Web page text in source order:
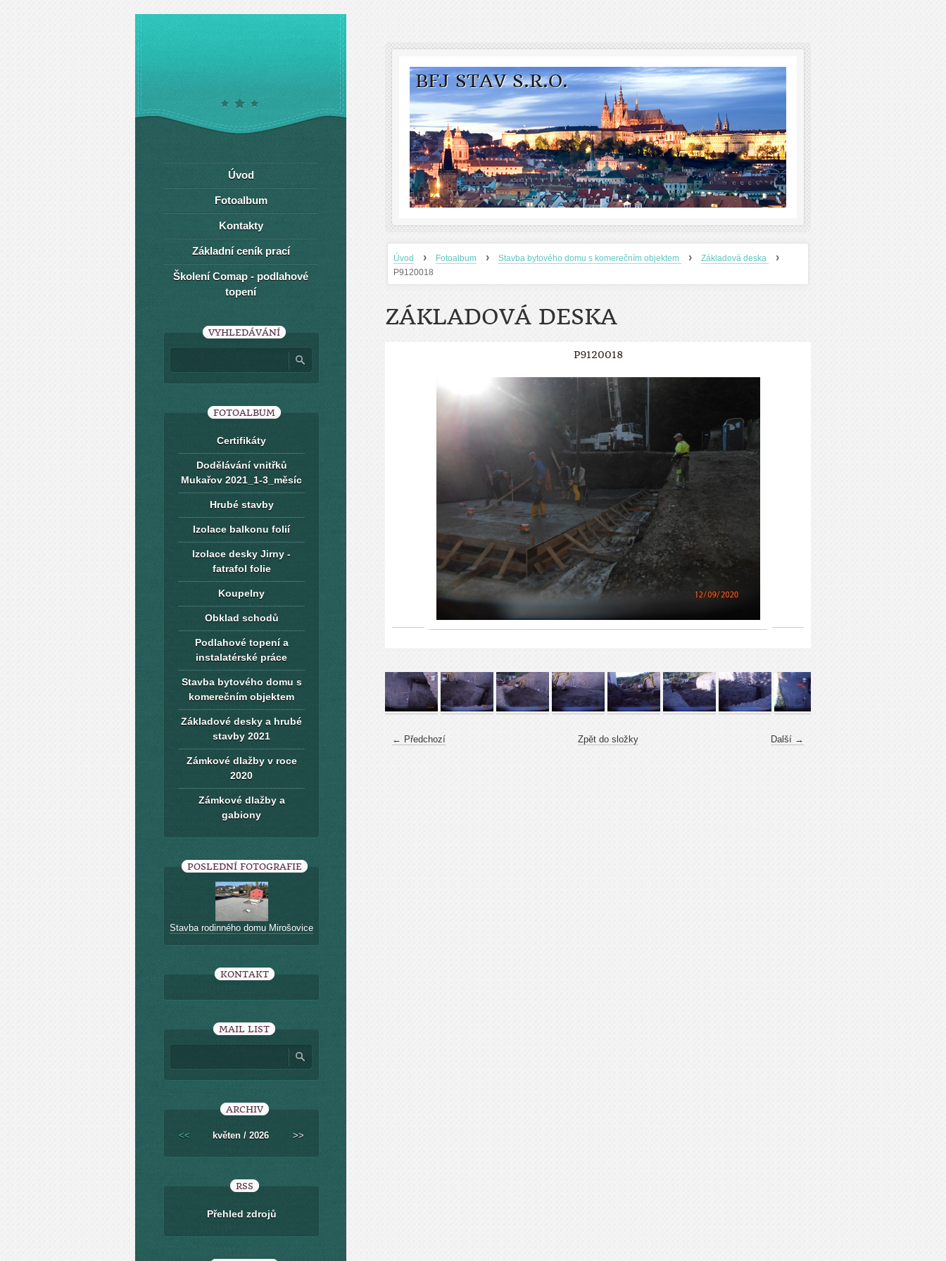
BFJ STAV S.R.O.
Úvod › Fotoalbum › Stavba bytového domu s komerečním objektem › Základová deska ›
P9120018
ZÁKLADOVÁ DESKA
P9120018
← Předchozí Další →
Zpět do složky
Úvod
Fotoalbum
Kontakty
Základní ceník prací
Školení Comap - podlahové
topení
VYHLEDÁVÁNÍ
FOTOALBUM
Certifikáty
Dodělávání vnitřků
Mukařov 2021_1-3_měsíc
Hrubé stavby
Izolace balkonu folií
Izolace desky Jirny -
fatrafol folie
Koupelny
Obklad schodů
Podlahové topení a
instalatérské práce
Stavba bytového domu s
komerečním objektem
Základové desky a hrubé
stavby 2021
Zámkové dlažby v roce
2020
Zámkové dlažby a
gabiony
POSLEDNÍ FOTOGRAFIE
Stavba rodinného domu Mirošovice
KONTAKT
MAIL LIST
ARCHIV
<< květen / 2026 >>
RSS
Přehled zdrojů